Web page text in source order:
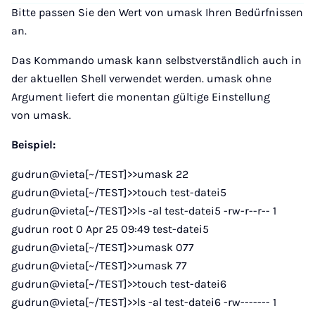
Bitte passen Sie den Wert von umask Ihren Bedürfnissen
an.
Das Kommando umask kann selbstverständlich auch in
der aktuellen Shell verwendet werden. umask ohne
Argument liefert die monentan gültige Einstellung
von umask.
Beispiel:
gudrun@vieta[~/TEST]>>umask 22
gudrun@vieta[~/TEST]>>touch test-datei5
gudrun@vieta[~/TEST]>>ls -al test-datei5 -rw-r--r-- 1
gudrun root 0 Apr 25 09:49 test-datei5
gudrun@vieta[~/TEST]>>umask 077
gudrun@vieta[~/TEST]>>umask 77
gudrun@vieta[~/TEST]>>touch test-datei6
gudrun@vieta[~/TEST]>>ls -al test-datei6 -rw------- 1